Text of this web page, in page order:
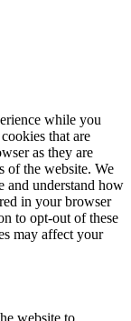
while you
that are
as they are
of the website. We
and understand how
in your browser
to opt-out of these
may affect your
website to